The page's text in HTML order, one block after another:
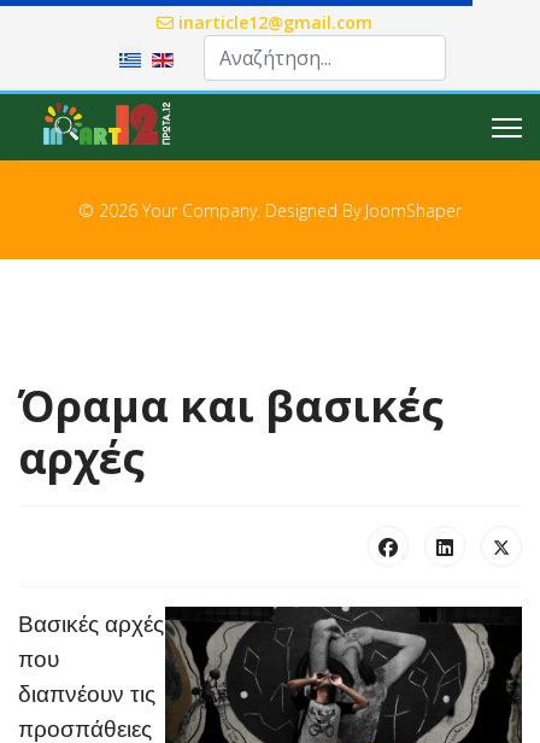
inarticle12@gmail.com
Επιλέξτε τη γλώσσα σας
© 2026 Your Company. Designed By JoomShaper
Όραμα και βασικές
αρχές
Βασικές αρχές
που
διαπνέουν τις
προσπάθειες